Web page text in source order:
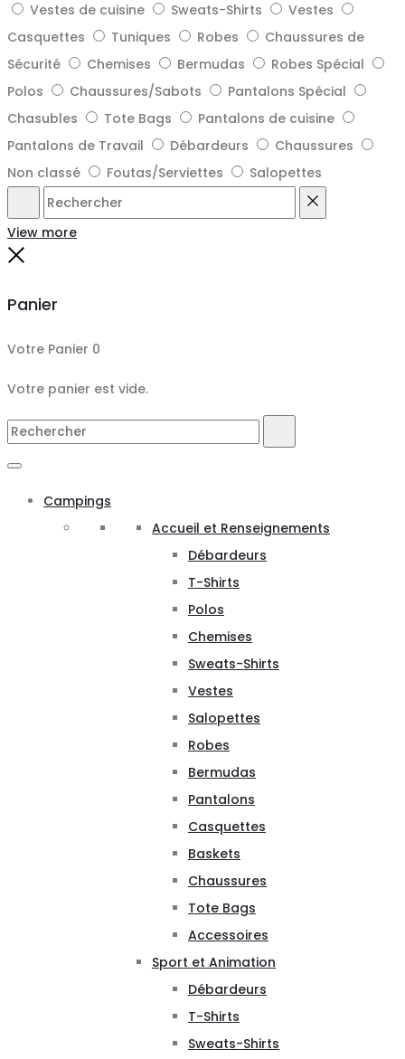
Vestes de cuisine
Sweats-Shirts
Vestes
Casquettes
Tuniques Robes
Chaussures de
Sécurité
Chemises Bermudas
Robes Spécial
Polos
Chaussures/Sabots
Pantalons Spécial
Chasubles
Tote Bags
Pantalons de cuisine
Pantalons de Travail
Débardeurs
Chaussures
Non classé
Foutas/Serviettes Salopettes
Rechercher
View more
Panier
Votre Panier 0
Votre panier est vide.
Search
Campings
Accueil et Renseignements
Débardeurs
T-Shirts
Polos
Chemises
Sweats-Shirts
Vestes
Salopettes
Robes
Bermudas
Pantalons
Casquettes
Baskets
Chaussures
Tote Bags
Accessoires
Sport et Animation
Débardeurs
T-Shirts
Sweats-Shirts